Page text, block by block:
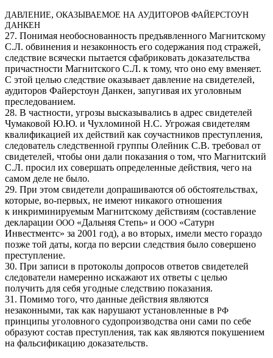
ДАВЛЕНИЕ, ОКАЗЫВАЕМОЕ НА АУДИТОРОВ ФАЙЕРСТОУН
ДАНКЕН
27. Понимая необоснованность предъявленного Магнитскому
С.Л. обвинения и незаконность его содержания под стражей,
следствие всячески пытается сфабриковать доказательства
причастности Магнитского С.Л. к тому, что оно ему вменяет.
С этой целью следствие оказывает давление на свидетелей,
аудиторов Файерстоун Данкен, запугивая их уголовным
преследованием.
28. В частности, угрозы высказывались в адрес свидетелей
Чумаковой Ю.Ю. и Чухломиной Н.С. Угрожая свидетелям
квалификацией их действий как соучастников преступления,
следователь следственной группы Олейник С.В. требовал от
свидетелей, чтобы они дали показания о том, что Магнитский
С.Л. просил их совершать определенные действия, чего на
самом деле не было.
29. При этом свидетели допрашиваются об обстоятельствах,
которые, во-первых, не имеют никакого отношения
к инкриминируемым Магнитскому действиям (составление
декларации ООО «Дальняя Степь» и ООО «Сатурн
Инвестментс» за 2001 год), а во вторых, имели место гораздо
позже той даты, когда по версии следствия было совершено
преступление.
30. При записи в протоколы допросов ответов свидетелей
следователи намеренно искажают их ответы с целью
получить для себя угодные следствию показания.
31. Помимо того, что данные действия являются
незаконными, так как нарушают установленные в РФ
принципы уголовного судопроизводства они сами по себе
образуют состав преступления, так как являются покушением
на фальсификацию доказательств.